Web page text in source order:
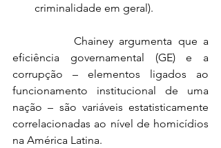
criminalidade em geral).
eficiência governamental (GE) e a
corrupção – elementos ligados ao
funcionamento institucional de uma
nação – são variáveis estatisticamente
correlacionadas ao nível de homicídios
na América Latina.